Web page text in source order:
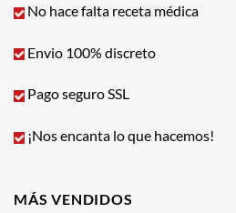
No hace falta receta médica
Envio 100% discreto
Pago seguro SSL
¡Nos encanta lo que hacemos!
MÁS VENDIDOS